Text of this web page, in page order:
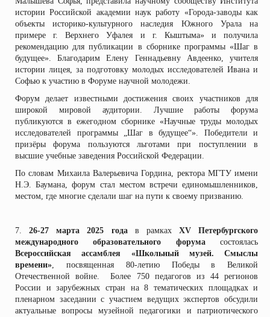
истории Российской академии наук работу «Города-заводы как
объекты историко-культурного наследия Южного Урала на
примере г. Верхнего Уфалея и г. Кыштыма» и получила
рекомендацию для публикации в сборнике программы «Шаг в
будущее». Благодарим Елену Геннадьевну Авдеенко, учителя
истории лицея, за подготовку молодых исследователей Ивана и
Софью к участию в Форуме научной молодежи.
Форум делает известными достижения своих участников для
широкой мировой аудитории. Лучшие работы форума
публикуются в ежегодном сборнике «Научные труды молодых
исследователей программы „Шаг в будущее“». Победители и
призёры форума пользуются льготами при поступлении в
высшие учебные заведения Российской Федерации.
По словам Михаила Валерьевича Гордина, ректора МГТУ имени
Н.Э. Баумана, форум стал местом встречи единомышленников,
местом, где многие сделали шаг на пути к своему призванию.
7. 26-27 марта 2025 годав рамкахXV Петербургского
международного образовательного форумасостоялась
Всероссийская ассамблея «Школьный музей. Смыслы
времени», посвященная 80-летию Победы в Великой
Отечественной войне. Более 750 педагогов из 44 регионов
России и зарубежных стран на 8 тематических площадках и
пленарном заседании с участием ведущих экспертов обсудили
актуальные вопросы музейной педагогики и патриотического